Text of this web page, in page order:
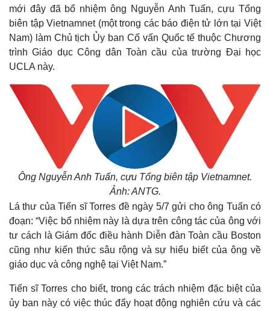
mới đây đã bổ nhiệm ông Nguyễn Anh Tuấn, cựu Tổng
biên tập Vietnamnet (một trong các báo điện tử lớn tại Việt
Nam) làm Chủ tịch Ủy ban Cố vấn Quốc tế thuộc Chương
trình Giáo dục Công dân Toàn cầu của trường Đại học
UCLA này.
Ông Nguyễn Anh Tuấn, cựu Tổng biên tập Vietnamnet.
Ảnh: ANTG.
Lá thư của Tiến sĩ Torres đề ngày 5/7 gửi cho ông Tuấn có
đoạn: “Việc bổ nhiệm này là dựa trên công tác của ông với
tư cách là Giám đốc điều hành Diễn đàn Toàn cầu Boston
cũng như kiến thức sâu rộng và sự hiểu biết của ông về
giáo dục và công nghệ tại Việt Nam.”
Tiến sĩ Torres cho biết, trong các trách nhiệm đặc biệt của
ủy ban này có việc thúc đẩy hoạt động nghiên cứu và các